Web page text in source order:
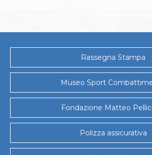
La disciplina
Gare e Risultati
Attività Didattica
Albi Federali
Arti marziali
Aikido
Ju Jitsu
Sumo
Capoeira
Grappling
BJJ
Pancrazio/
Rassegna Stampa
Museo Sport
Fondazione Matteo
Polizza assicurativa